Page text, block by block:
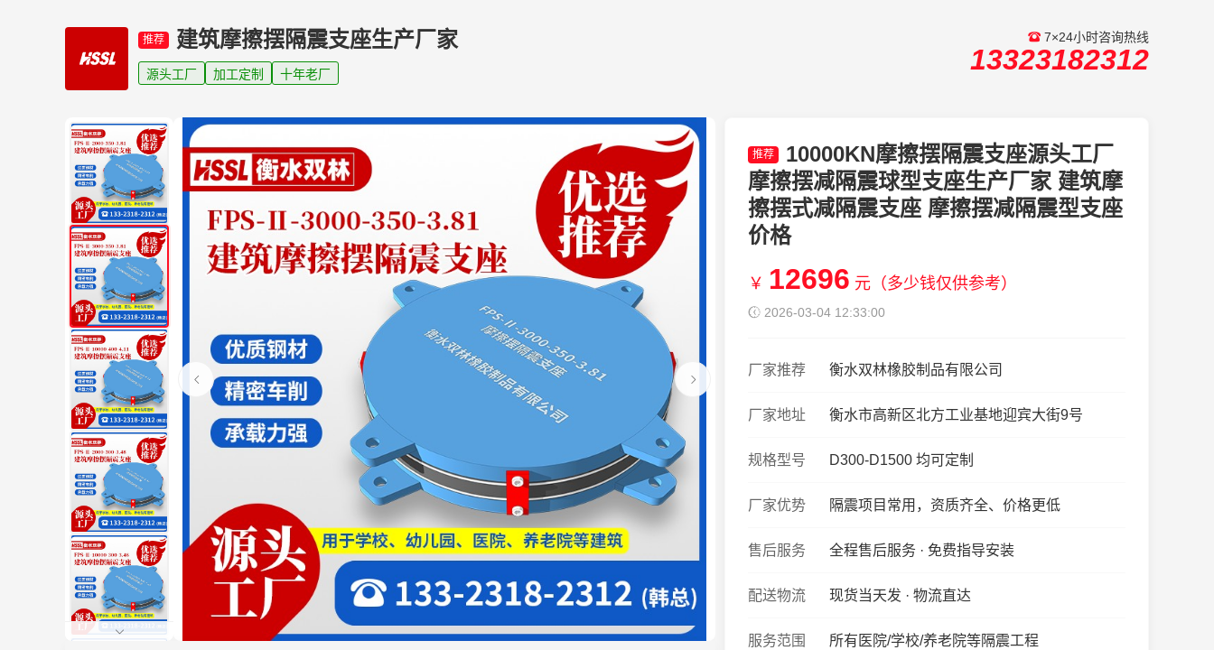
推荐 建筑摩擦摆隔震支座生产厂家
源头工厂 加工定制 十年老厂
7×24小时咨询热线
13323182312
推荐
10000KN摩擦摆隔震支座源头工厂
摩擦摆减隔震球型支座生产厂家 建筑摩
擦摆式减隔震支座 摩擦摆减隔震型支座
价格
￥ 12696 元（多少钱仅供参考）
2026-03-04 12:33:00
厂家推荐 衡水双林橡胶制品有限公司
厂家地址 衡水市高新区北方工业基地迎宾大街9号
规格型号 D300-D1500 均可定制
厂家优势 隔震项目常用，资质齐全、价格更低
售后服务 全程售后服务 · 免费指导安装
配送物流 现货当天发 · 物流直达
服务范围 所有医院/学校/养老院等隔震工程